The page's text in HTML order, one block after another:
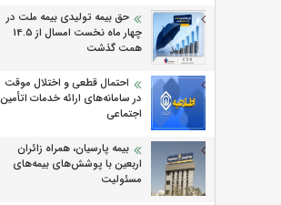
حق بیمه تولیدی بیمه ملت در
چهار ماه نخست امسال از 14.5
همت گذشت
احتمال قطعی و اختلال موقت
در سامانه‌های ارائه خدمات اتأمین
اجتماعی
بیمه پارسیان، همراه زائران
اربعین با پوشش‌های بیمه‌های
مسئولیت